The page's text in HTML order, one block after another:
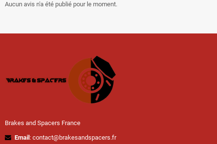
Aucun avis n'a été publié pour le moment.
Brakes and Spacers France
Email : contact@brakesandspacers.fr